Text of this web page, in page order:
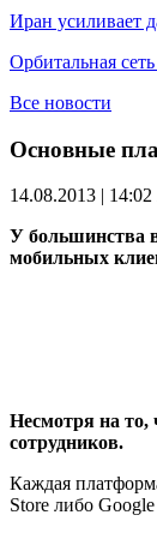
Иран усиливает
Орбитальная
Все новости
Основные
14.08.2013 | 14:02
У большинства
мобильных
Несмотря на то,
сотрудников.
Каждая
Store либо